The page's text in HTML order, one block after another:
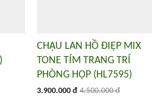
CHẬU LAN HỒ ĐIỆP MIX
TONE TÍM TRANG TRÍ
PHÒNG HỌP (HL7595)
3.900.000 đ 4.500.000 đ